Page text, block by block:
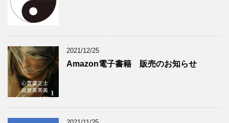
2021/12/25
Amazon電子書籍 販売のお知らせ